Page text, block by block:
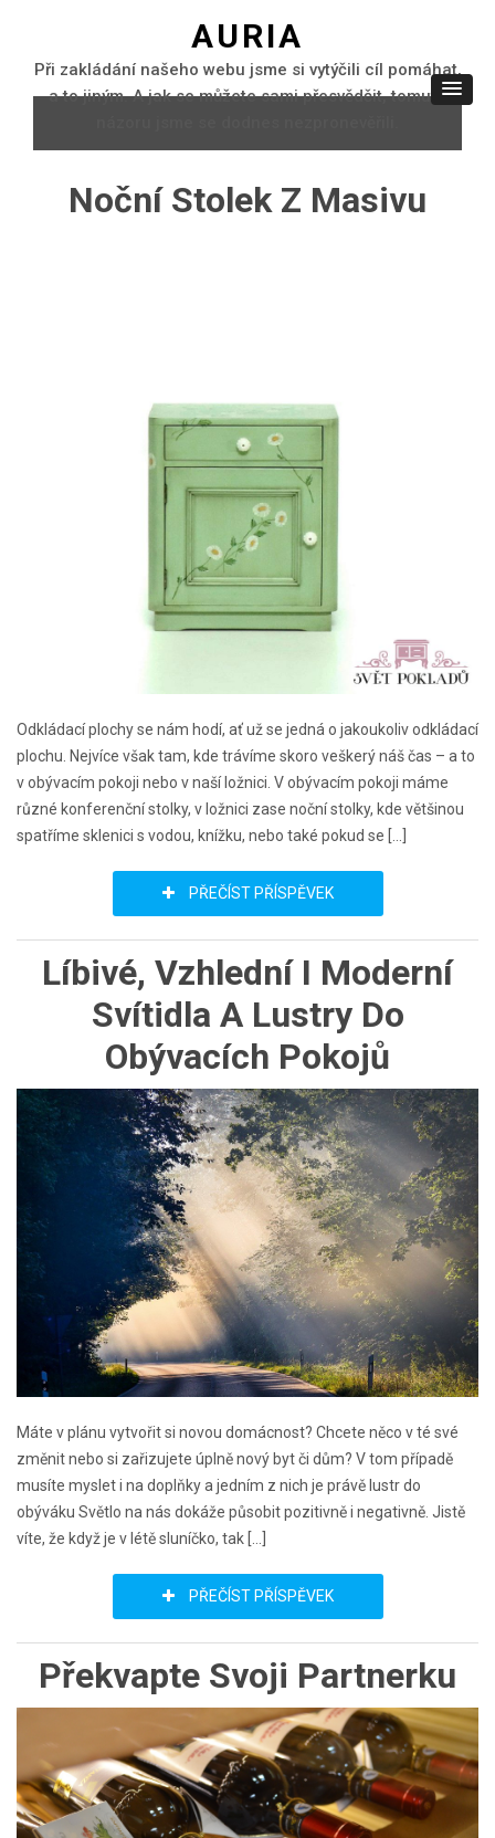
AURIA
Při zakládání našeho webu jsme si vytýčili cíl pomáhat,
a to jiným. A jak se můžete sami přesvědčit, tomuto
Noční Stolek Z Masivu
Odkládací plochy se nám hodí, ať už se jedná o jakoukoliv odkládací
plochu. Nejvíce však tam, kde trávíme skoro veškerý náš čas – a to
v obývacím pokoji nebo v naší ložnici. V obývacím pokoji máme
různé konferenční stolky, v ložnici zase noční stolky, kde většinou
spatříme sklenici s vodou, knížku, nebo také pokud se […]
PŘEČÍST PŘÍSPĚVEK
Líbivé, Vzhlední I Moderní
Svítidla A Lustry Do
Obývacích Pokojů
Máte v plánu vytvořit si novou domácnost? Chcete něco v té své
změnit nebo si zařizujete úplně nový byt či dům? V tom případě
musíte myslet i na doplňky a jedním z nich je právě lustr do
obýváku Světlo na nás dokáže působit pozitivně i negativně. Jistě
víte, že když je v létě sluníčko, tak […]
PŘEČÍST PŘÍSPĚVEK
Překvapte Svoji Partnerku